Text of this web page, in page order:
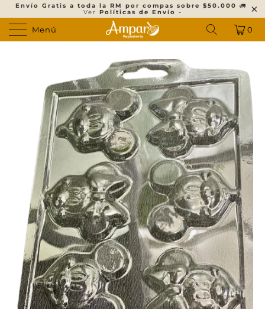
Envío Gratis a toda la RM por compas sobre $50.000 🚛
Ver Políticas de Envío -
Menú 0